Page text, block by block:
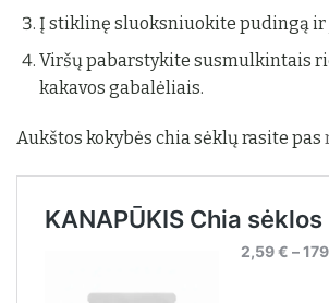
Į stiklinę sluoksniuokite pudingą ir
Viršų pabarstykite susmulkintais
kakavos gabalėliais.
Aukštos kokybės chia sėklų rasite pas